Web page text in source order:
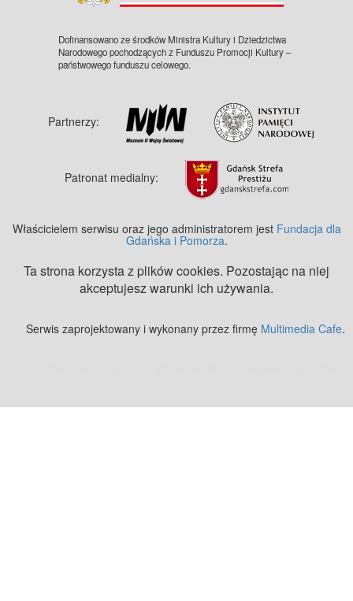
Dofinansowano ze środków Ministra Kultury i Dziedzictwa
Narodowego pochodzących z Funduszu Promocji Kultury –
państwowego funduszu celowego.
Partnerzy:
Patronat medialny:
Właścicielem serwisu oraz jego administratorem jest Fundacja dla
Gdańska i Pomorza.
Ta strona korzysta z plików cookies. Pozostając na niej
akceptujesz warunki ich używania.
Serwis zaprojektowany i wykonany przez firmę Multimedia Cafe.